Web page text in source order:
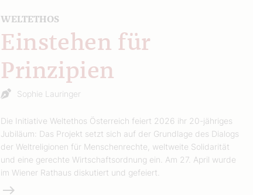
WELTETHOS
Einstehen für
Prinzipien
Sophie Lauringer
Die Initiative Weltethos Österreich feiert 2026 ihr 20-jähriges
Jubiläum: Das Projekt setzt sich auf der Grundlage des Dialogs
der Weltreligionen für Menschenrechte, weltweite Solidarität
und eine gerechte Wirtschaftsordnung ein. Am 27. April wurde
im Wiener Rathaus diskutiert und gefeiert.
Weiterlesen